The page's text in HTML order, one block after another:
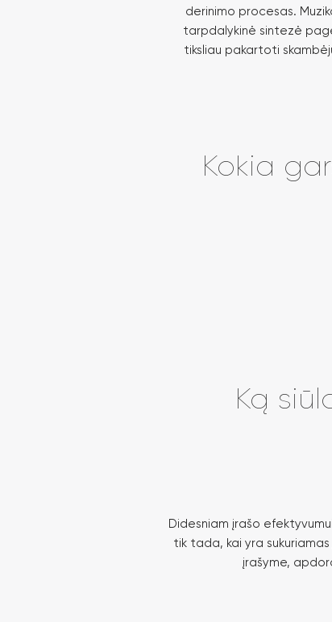
derinimo procesas.
tarpdalykinė sintezė
tiksliau pakartoti
Kokia
Ką
Didesniam įrašo
tik tada, kai yra
įrašyme,